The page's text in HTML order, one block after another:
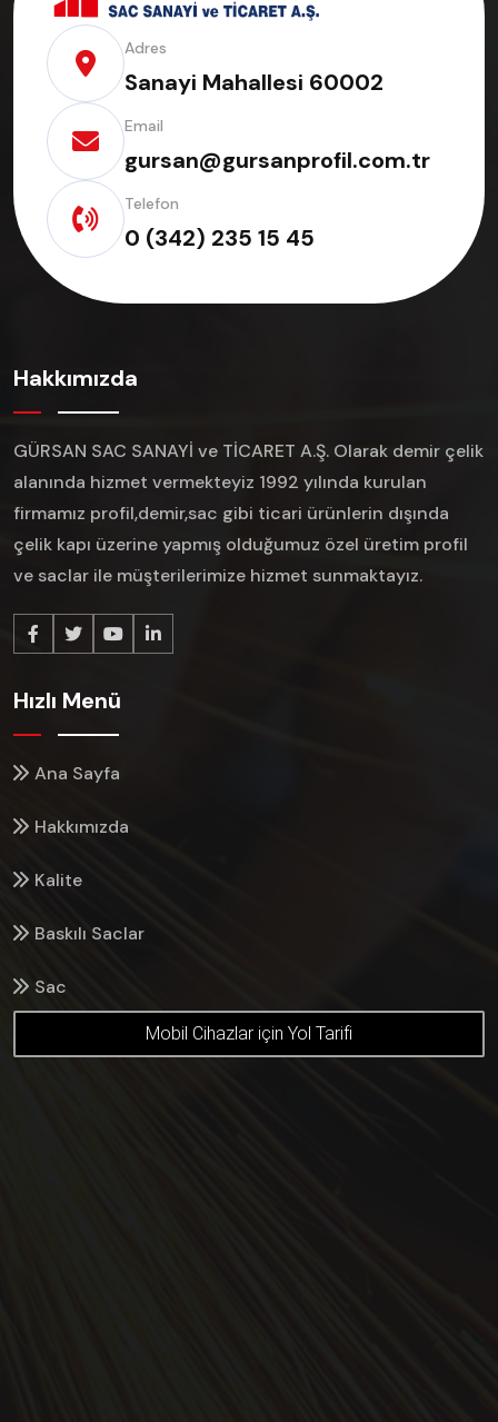
Adres
Sanayi Mahallesi 60002
Email
gursan@gursanprofil.com.tr
Telefon
0 (342) 235 15 45
Hakkımızda
GÜRSAN SAC SANAYİ ve TİCARET A.Ş. Olarak demir çelik
alanında hizmet vermekteyiz 1992 yılında kurulan
firmamız profil,demir,sac gibi ticari ürünlerin dışında
çelik kapı üzerine yapmış olduğumuz özel üretim profil
ve saclar ile müşterilerimize hizmet sunmaktayız.
Hızlı Menü
Ana Sayfa
Hakkımızda
Kalite
Baskılı Saclar
Sac
Mobil Cihazlar için Yol Tarifi